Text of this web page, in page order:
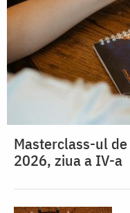
Masterclass-ul
2026, ziua a IV-a